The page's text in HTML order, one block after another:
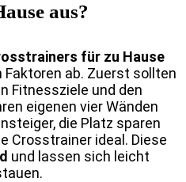
aus?
für zu Hause
ab. Zuerst sollten
Fitnessziele und den
eigenen vier Wänden
die Platz sparen
Crosstrainer ideal. Diese
und lassen sich leicht